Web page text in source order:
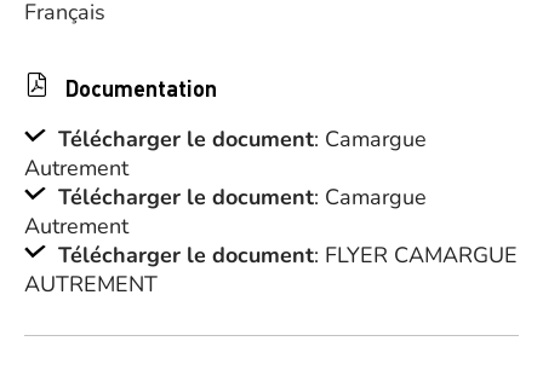
Français
Documentation
Télécharger le document: Camargue
Autrement
Télécharger le document: Camargue
Autrement
Télécharger le document: FLYER CAMARGUE
AUTREMENT